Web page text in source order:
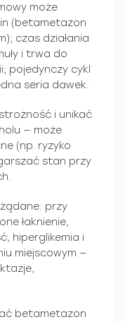
może
(betametazon
czas działania
i trwa do
pojedynczy cykl
seria dawek.
i unikać
— może
(np. ryzyko
stan przy
przy
łaknienie,
hiperglikemia i
miejscowym —
betametazon